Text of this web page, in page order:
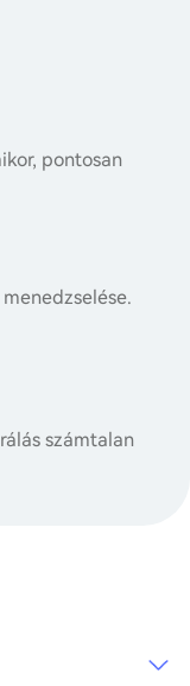
pontosan
számtalan